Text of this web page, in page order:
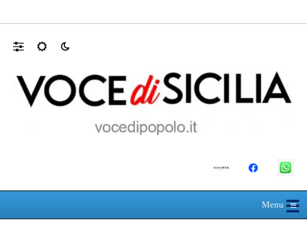
Menu≡
☰